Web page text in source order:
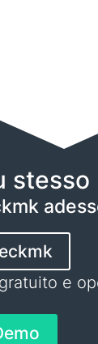
stesso
e